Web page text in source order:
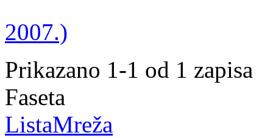
2007.)
Prikazano 1-1 od 1 zapisa
Faseta
ListaMreža